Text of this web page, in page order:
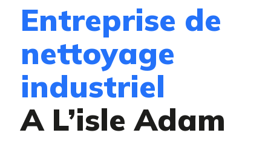
Entreprise de
nettoyage
industriel
A L’isle Adam